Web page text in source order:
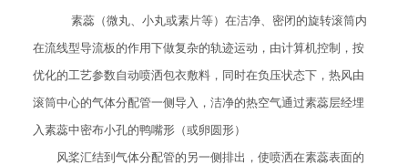
素蕊（微丸、小丸或素片等）在洁净、密闭的旋转滚筒内
在流线型导流板的作用下做复杂的轨迹运动，由计算机控制，按
优化的工艺参数自动喷洒包衣敷料，同时在负压状态下，热风由
滚筒中心的气体分配管一侧导入，洁净的热空气通过素蕊层经埋
入素蕊中密布小孔的鸭嘴形（或卵圆形）
风桨汇结到气体分配管的另一侧排出，使喷洒在素蕊表面的